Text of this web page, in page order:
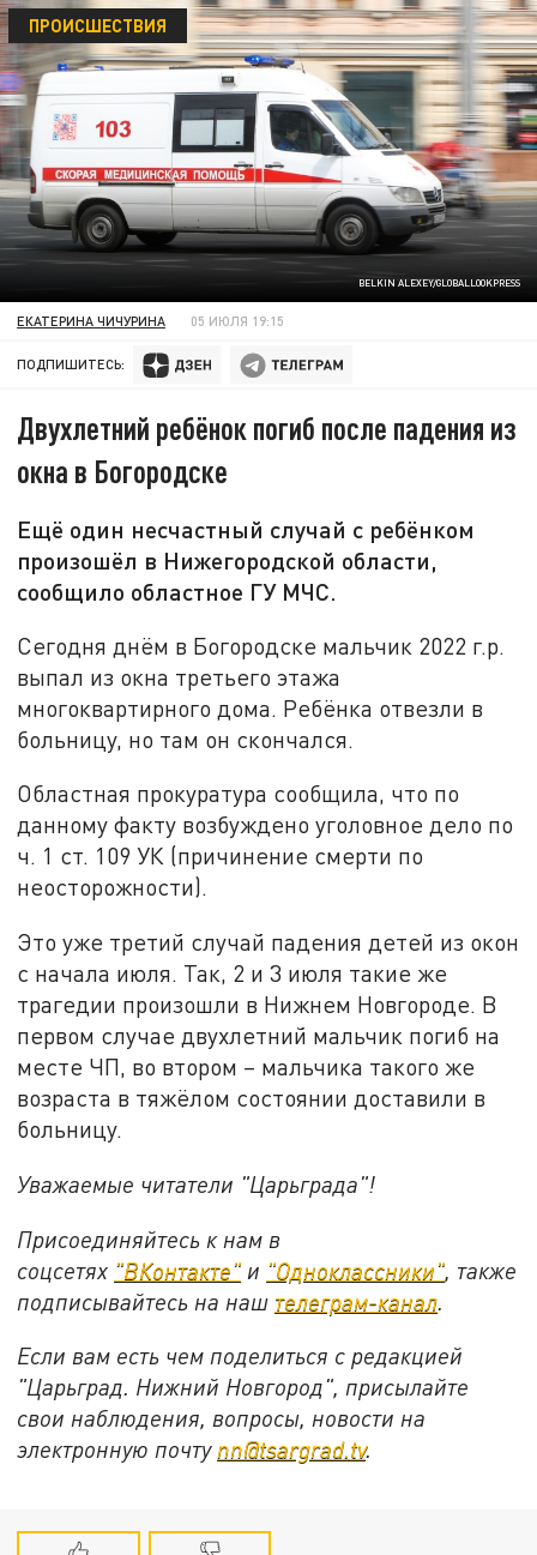
BELKIN ALEXEY/GLOBALLOOKPRESS
ПРОИСШЕСТВИЯ
ЕКАТЕРИНА ЧИЧУРИНА 05 ИЮЛЯ 19:15
ПОДПИШИТЕСЬ:
Двухлетний ребёнок погиб после падения из
окна в Богородске
Ещё один несчастный случай с ребёнком
произошёл в Нижегородской области,
сообщило областное ГУ МЧС.
Сегодня днём в Богородске мальчик 2022 г.р.
выпал из окна третьего этажа
многоквартирного дома. Ребёнка отвезли в
больницу, но там он скончался.
Областная прокуратура сообщила, что по
данному факту возбуждено уголовное дело по
ч. 1 ст. 109 УК (причинение смерти по
неосторожности).
Это уже третий случай падения детей из окон
с начала июля. Так, 2 и 3 июля такие же
трагедии произошли в Нижнем Новгороде. В
первом случае двухлетний мальчик погиб на
месте ЧП, во втором – мальчика такого же
возраста в тяжёлом состоянии доставили в
больницу.
Уважаемые читатели "Царьграда"!
Присоединяйтесь к нам в
соцсетях "ВКонтакте" и "Одноклассники" , также
подписывайтесь на наш телеграм-канал
Если вам есть чем поделиться с редакцией
"Царьград. Нижний Новгород", присылайте
свои наблюдения, вопросы, новости на
электронную почту nn@tsargrad.tv.